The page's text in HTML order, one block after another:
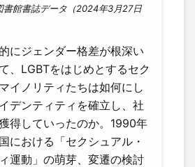
書館書誌データ（2024年3月27日
にジェンダー格差が根深い
、LGBTをはじめとするセク
イノリティたちは如何にし
デンティティを確立し、社
得していったのか。1990年
における「セクシュアル・
運動」の萌芽、変遷の検討